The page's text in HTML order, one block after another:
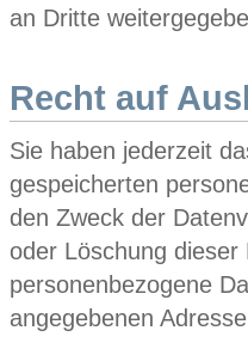
an Dritte
Recht auf
Sie haben jederzeit
gespeicherten
den Zweck der
oder Löschung
personenbezogene
angegebenen